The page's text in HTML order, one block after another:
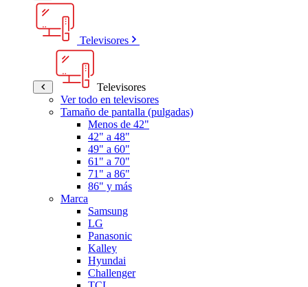
Televisores
Televisores
Ver todo en televisores
Tamaño de pantalla (pulgadas)
Menos de 42"
42" a 48"
49" a 60"
61" a 70"
71" a 86"
86" y más
Marca
Samsung
LG
Panasonic
Kalley
Hyundai
Challenger